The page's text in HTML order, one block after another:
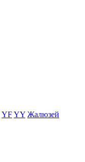
YFYY Жалюзей